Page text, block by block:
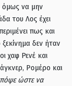
όμως να μην
του Λος έχει
πως και
δεν ήταν
χαφ Ρενέ και
Ρομέρο και
ώστε να